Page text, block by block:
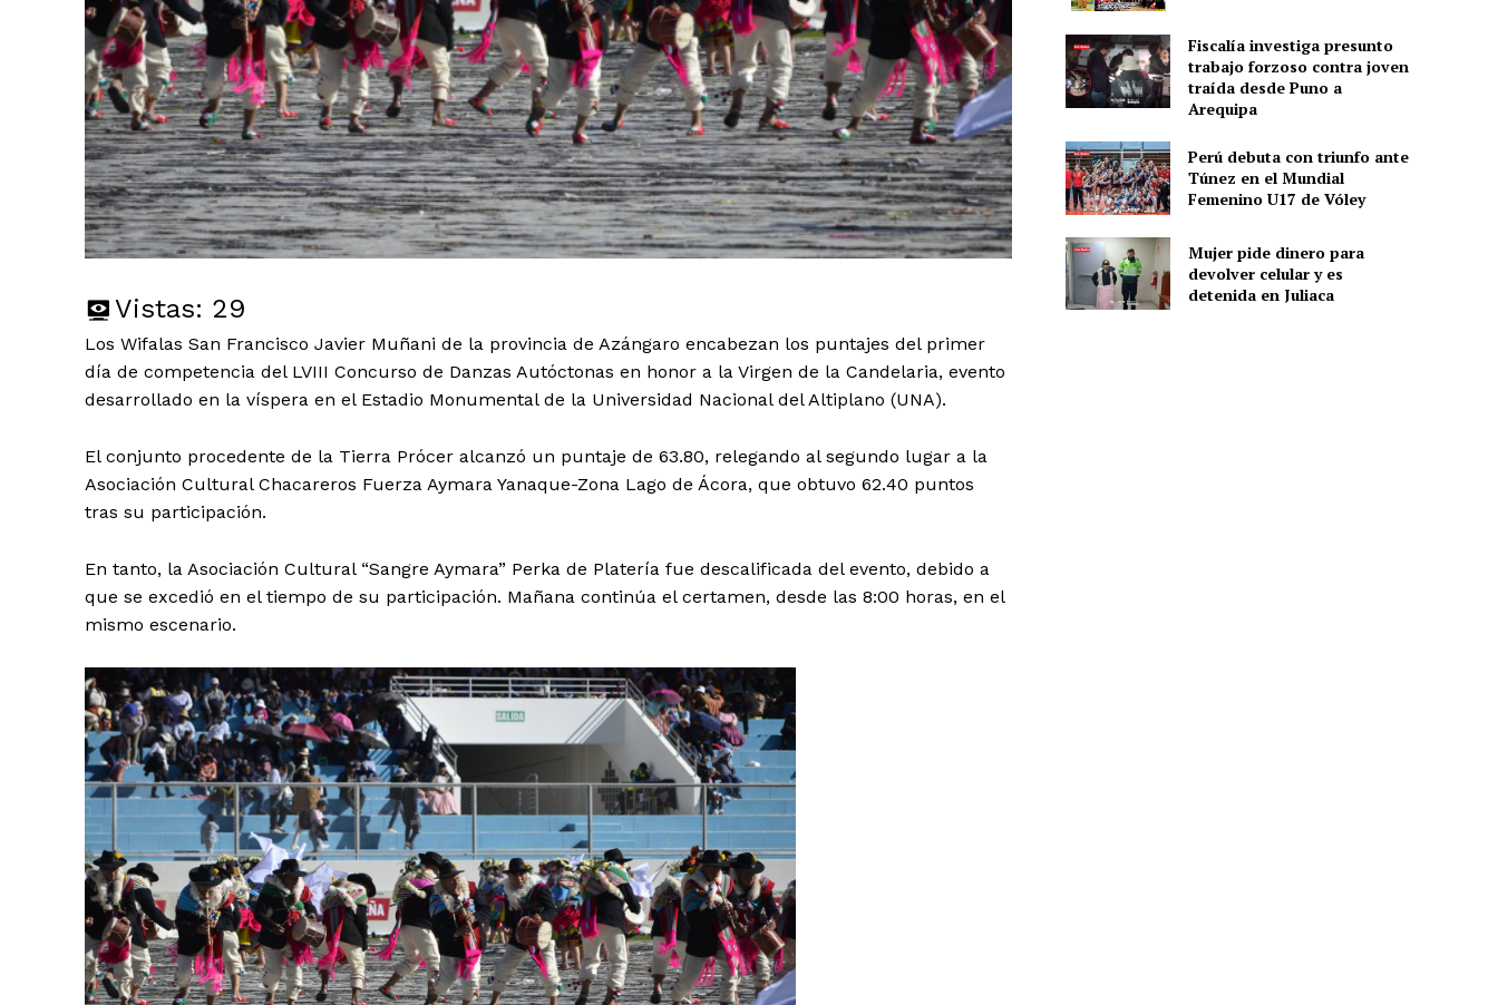
Diario los Andes
Vistas: 29
Los Wifalas San Francisco Javier Muñani de la provincia de Azángaro encabezan los puntajes del primer
día de competencia del LVIII Concurso de Danzas Autóctonas en honor a la Virgen de la Candelaria, evento
desarrollado en la víspera en el Estadio Monumental de la Universidad Nacional del Altiplano (UNA).
El conjunto procedente de la Tierra Prócer alcanzó un puntaje de 63.80, relegando al segundo lugar a la
Asociación Cultural Chacareros Fuerza Aymara Yanaque-Zona Lago de Ácora, que obtuvo 62.40 puntos
tras su participación.
En tanto, la Asociación Cultural “Sangre Aymara” Perka de Platería fue descalificada del evento, debido a
que se excedió en el tiempo de su participación. Mañana continúa el certamen, desde las 8:00 horas, en el
mismo escenario.
Fiscalía investiga presunto
trabajo forzoso contra joven
traída desde Puno a
Arequipa
Perú debuta con triunfo ante
Túnez en el Mundial
Femenino U17 de Vóley
Mujer pide dinero para
devolver celular y es
detenida en Juliaca